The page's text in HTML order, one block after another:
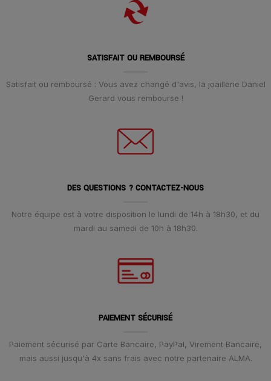
SATISFAIT OU REMBOURSÉ
Satisfait ou remboursé : Vous avez changé d'avis, la joaillerie Daniel
Gerard vous rembourse !
DES QUESTIONS ? CONTACTEZ-NOUS
Notre équipe est à votre disposition le lundi de 14h à 18h30, et du
mardi au samedi de 10h à 18h30.
PAIEMENT SÉCURISÉ
Paiement sécurisé par Carte Bancaire, PayPal, Virement Bancaire,
mais aussi jusqu'à 4x sans frais avec notre partenaire ALMA.